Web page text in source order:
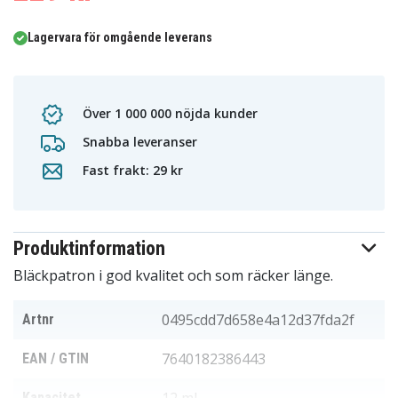
Lagervara för omgående leverans
Över 1 000 000 nöjda kunder
Snabba leveranser
Fast frakt: 29 kr
Produktinformation
Bläckpatron i god kvalitet och som räcker länge.
Artnr 0495cdd7d658e4a12d37fda2f
EAN / GTIN 7640182386443